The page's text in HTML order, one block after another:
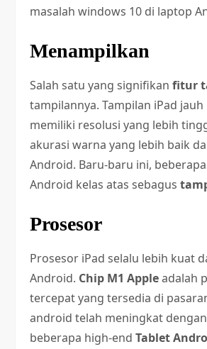
masalah windows 10 di laptop
Menampilkan
Salah satu yang signifikanfitur
tampilannya. Tampilan iPad
memiliki resolusi yang lebih
akurasi warna yang lebih baik
Android. Baru-baru ini,
Android kelas atas sebagus
Prosesor
Prosesor iPad selalu lebih kuat
Android. Chip M1 Appleadalah
tercepat yang tersedia di
android telah meningkat
beberapa high-endTablet